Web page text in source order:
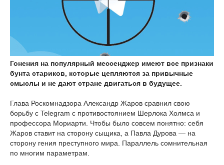
Гонения на популярный мессенджер имеют все признаки
бунта стариков, которые цепляются за привычные
смыслы и не дают стране двигаться в будущее.
Глава Роскомнадзора Александр Жаров сравнил свою
борьбу с Telegram с противостоянием Шерлока Холмса и
профессора Мориарти. Чтобы было совсем понятно: себя
Жаров ставит на сторону сыщика, а Павла Дурова — на
сторону гения преступного мира. Параллель сомнительная
по многим параметрам.